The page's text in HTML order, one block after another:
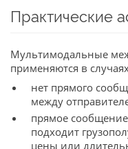
Практические
Мультимодальные
применяются в
нет прямого
между
прямое
подходит
цены или